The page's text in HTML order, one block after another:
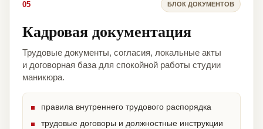
05 БЛОК ДОКУМЕНТОВ
Кадровая документация
Трудовые документы, согласия, локальные акты
и договорная база для спокойной работы студии
маникюра.
правила внутреннего трудового распорядка
трудовые договоры и должностные инструкции